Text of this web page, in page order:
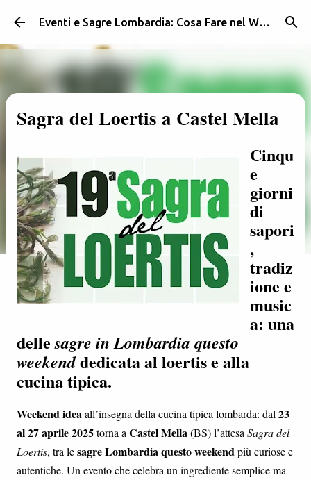
Passa ai contenuti principali Eventi e Sagre Lombardia: Cosa Fare nel Weekend | Weekendidea
Sagra del Loertis a Castel Mella
Cinqu
e
giorni
di
sapori
,
tradiz
ione e
music
a: una
dellesagre in Lombardia questo
weekenddedicata al loertis e alla
cucina tipica.
Weekend ideaall’insegna della cucina tipica lombarda: dal 23
al 27 aprile 2025torna a Castel Mella(BS) l’attesa Sagra del
Loertis, tra lesagre Lombardia questo weekendpiù curiose e
autentiche. Un evento che celebra un ingrediente semplice ma